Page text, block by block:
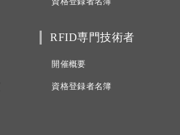
RFID専門技術者
開催概要
資格登録者名簿